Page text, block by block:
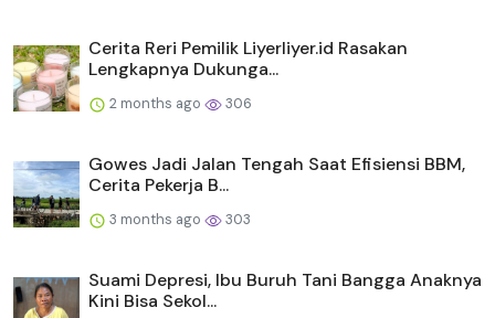
Cerita Reri Pemilik Liyerliyer.id Rasakan
Lengkapnya Dukunga...
2 months ago 306
Gowes Jadi Jalan Tengah Saat Efisiensi BBM,
Cerita Pekerja B...
3 months ago 303
Suami Depresi, Ibu Buruh Tani Bangga Anaknya
Kini Bisa Sekol...